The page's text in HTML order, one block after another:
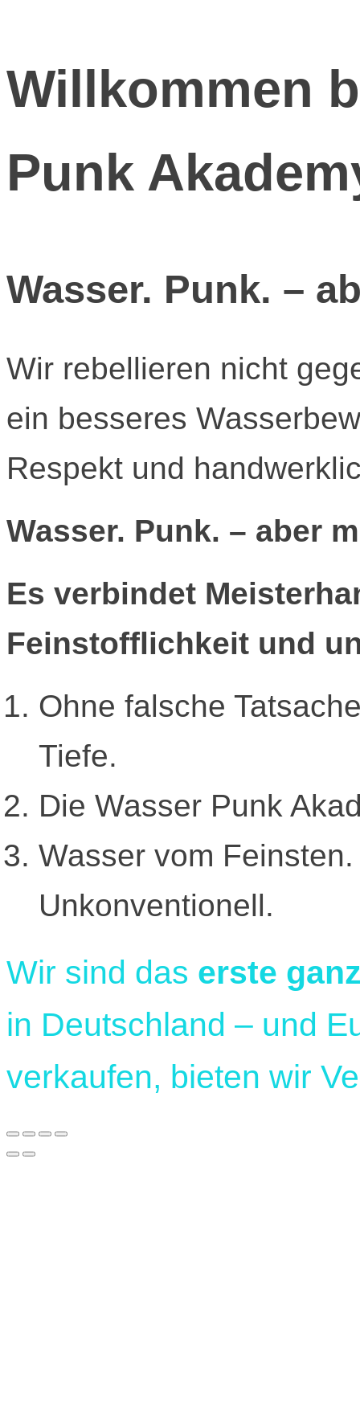
Willkommen
Punk
Wasser. Punk. –
Wir rebellieren nicht
ein besseres
Respekt und
Wasser. Punk. – aber
Es verbindet
Feinstofflichkeit und
Ohne falsche
Tiefe.
Die Wasser Punk
Wasser vom
Unkonventionell.
Wir sind das erste
in Deutschland – und
verkaufen, bieten wir